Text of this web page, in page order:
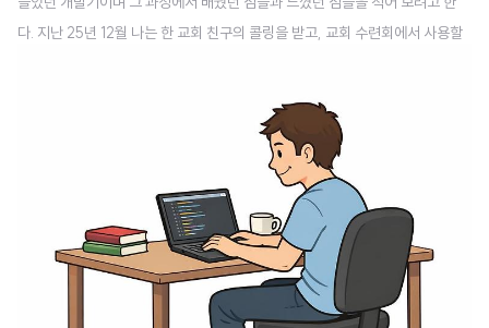
다. 지난 25년 12월 나는 한 교회 친구의 콜링을 받고, 교회 수련회에서 사용할
내가 혼자서 해야 하는건 아니었고 기획자 2명과 개발자 2명과 같이 총 5명이
팀으로 개발을 할 수 있는 팀이 있었다. 프로젝트 구조 : 웹 FE + BE 모노레포프
로젝트 구조는 프론트엔드와 백엔드를 하나의 레포로 관리했다. 개발을 할 때는
프론트엔드 서버와 백엔드 서버를 각각 띄워서 작업했다. 사용했던 기술스택은
다음과..